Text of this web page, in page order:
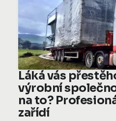
Láká vás
výrobní
na to?
zařídí